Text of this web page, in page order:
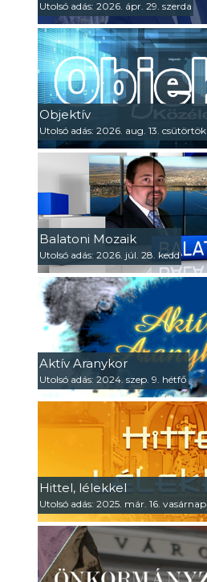
Utolsó adás: 2026. ápr. 29. szerda
Objektív
Utolsó adás: 2026. aug. 13. csütörtök
Balatoni Mozaik
Utolsó adás: 2026. júl. 28. kedd
Aktív Aranykor
Utolsó adás: 2024. szep. 9. hétfő
Hittel, lélekkel
Utolsó adás: 2025. már. 16. vasárnap